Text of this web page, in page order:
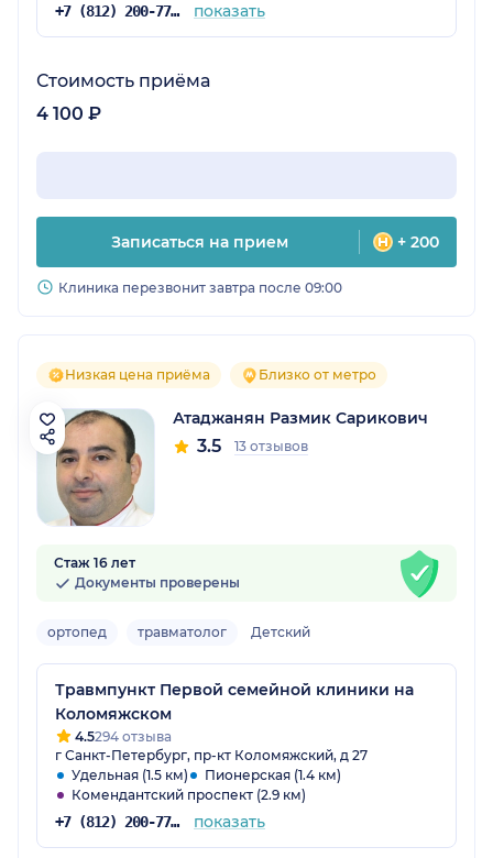
+7 (812) 200-77-54 показать
Стоимость приёма
4 100 ₽
Записаться на прием + 200
Клиника перезвонит завтра после 09:00
Низкая цена приёма Близко от метро
Атаджанян Размик Сарикович
3.5 13 отзывов
Стаж 16 лет
Документы проверены
ортопед травматолог Детский
Травмпункт Первой семейной клиники на
Коломяжском
4.5294 отзыва
г Санкт-Петербург, пр-кт Коломяжский, д 27
Удельная (1.5 км)
Пионерская (1.4 км)
Комендантский проспект (2.9 км)
+7 (812) 200-77-54 показать